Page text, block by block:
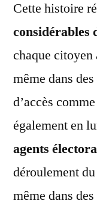
Cette histoire
considérables
chaque
même dans
d’accès
également en
agents
déroulement
même dans